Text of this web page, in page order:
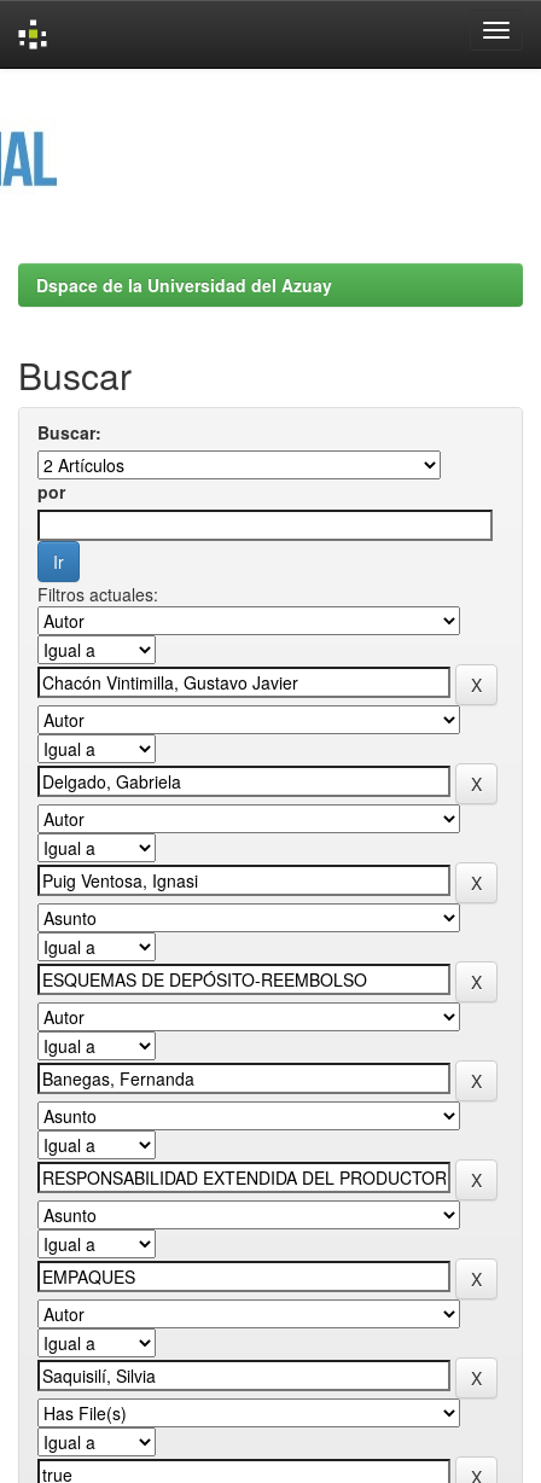
Dspace de la Universidad del Azuay
Buscar
Buscar:
por
Filtros actuales: